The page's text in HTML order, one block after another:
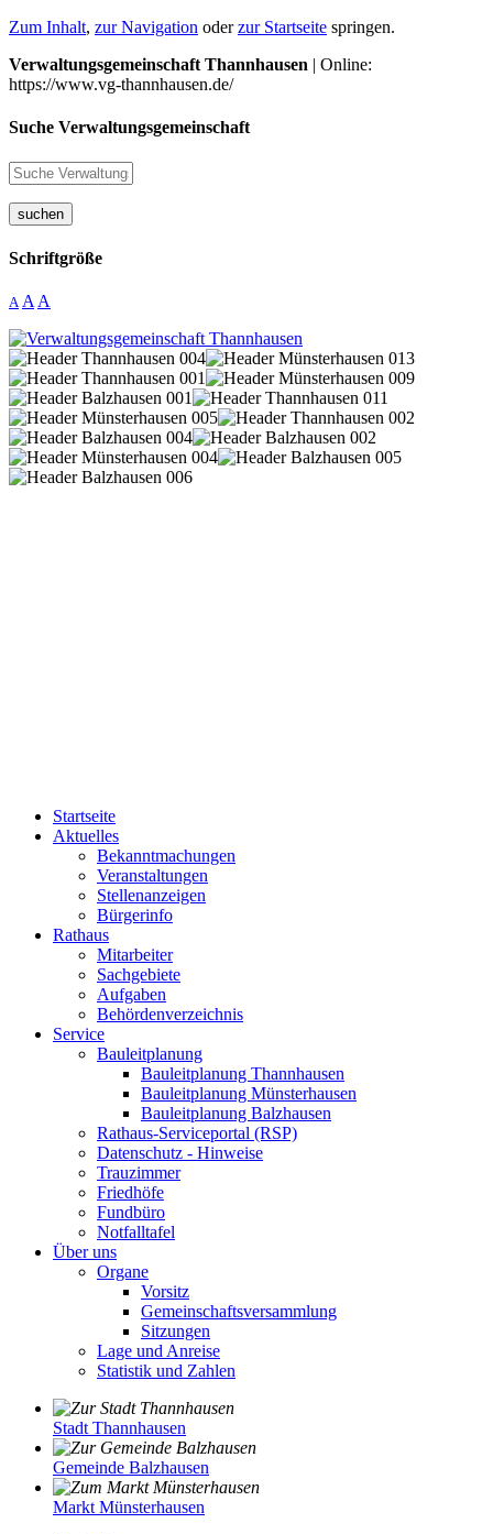
Zum Inhalt, zur Navigation oderzur Startseite springen.
Verwaltungsgemeinschaft Thannhausen | Online:
https://www.vg-thannhausen.de/
Suche Verwaltungsgemeinschaft
suchen
Schriftgröße
A A A
Startseite
Aktuelles
Bekanntmachungen
Veranstaltungen
Stellenanzeigen
Bürgerinfo
Rathaus
Mitarbeiter
Sachgebiete
Aufgaben
Behördenverzeichnis
Service
Bauleitplanung
Bauleitplanung Thannhausen
Bauleitplanung Münsterhausen
Bauleitplanung Balzhausen
Rathaus-Serviceportal (RSP)
Datenschutz - Hinweise
Trauzimmer
Friedhöfe
Fundbüro
Notfalltafel
Über uns
Organe
Vorsitz
Gemeinschaftsversammlung
Sitzungen
Lage und Anreise
Statistik und Zahlen
Stadt Thannhausen
Gemeinde Balzhausen
Markt Münsterhausen